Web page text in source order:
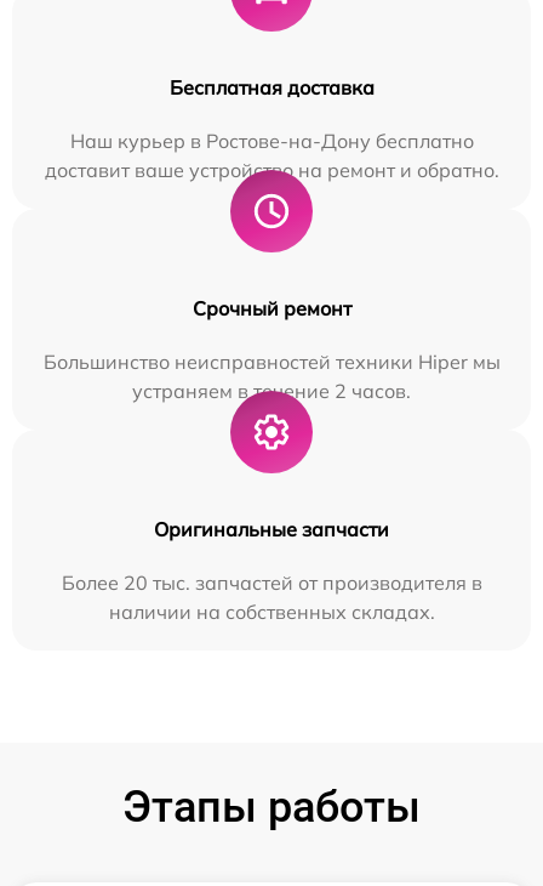
Бесплатная доставка
Наш курьер в Ростове-на-Дону бесплатно
доставит ваше устройство на ремонт и обратно.
Срочный ремонт
Большинство неисправностей техники Hiper мы
устраняем в течение 2 часов.
Оригинальные запчасти
Более 20 тыс. запчастей от производителя в
наличии на собственных складах.
Этапы работы